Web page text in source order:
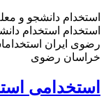
استخدام دانشجو و
استخدام استخدام
رضوی ایران
خراسان رضوی
استخدامی